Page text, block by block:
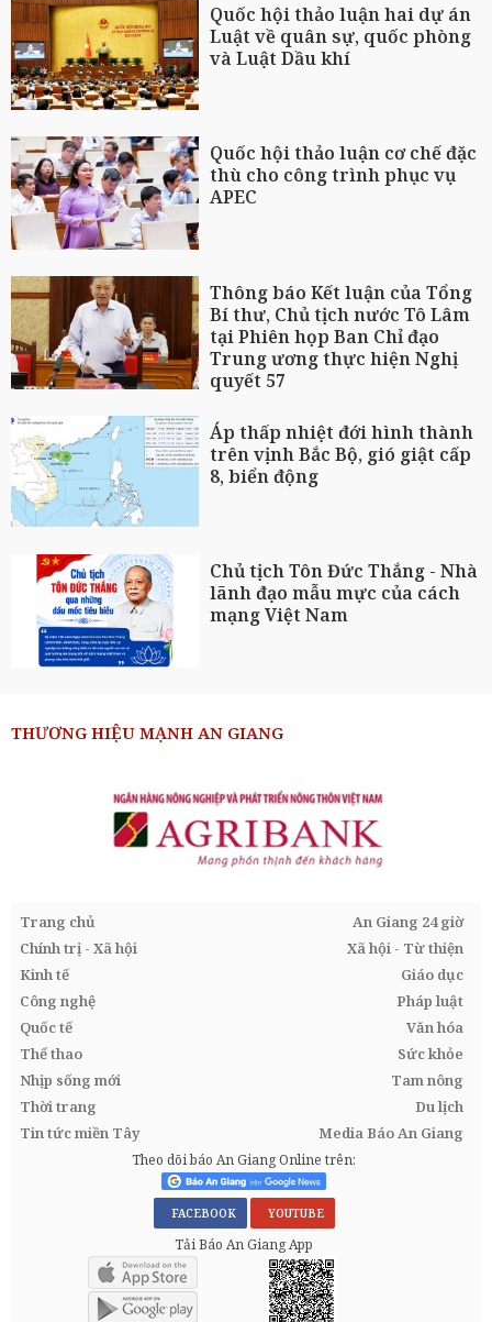
Quốc hội thảo luận hai dự án
Luật về quân sự, quốc phòng
và Luật Dầu khí
Quốc hội thảo luận cơ chế đặc
thù cho công trình phục vụ
APEC
Thông báo Kết luận của Tổng
Bí thư, Chủ tịch nước Tô Lâm
tại Phiên họp Ban Chỉ đạo
Trung ương thực hiện Nghị
quyết 57
Áp thấp nhiệt đới hình thành
trên vịnh Bắc Bộ, gió giật cấp
8, biển động
Chủ tịch Tôn Đức Thắng - Nhà
lãnh đạo mẫu mực của cách
mạng Việt Nam
THƯƠNG HIỆU MẠNH AN GIANG
Trang chủ
An Giang 24 giờ
Chính trị - Xã hội
Xã hội - Từ thiện
Kinh tế
Giáo dục
Công nghệ
Pháp luật
Quốc tế
Văn hóa
Thể thao
Sức khỏe
Nhịp sống mới
Tam nông
Thời trang
Du lịch
Tin tức miền Tây
Media Báo An Giang
Theo dõi báo An Giang Online trên:
FACEBOOK YOUTUBE
Tải Báo An Giang App